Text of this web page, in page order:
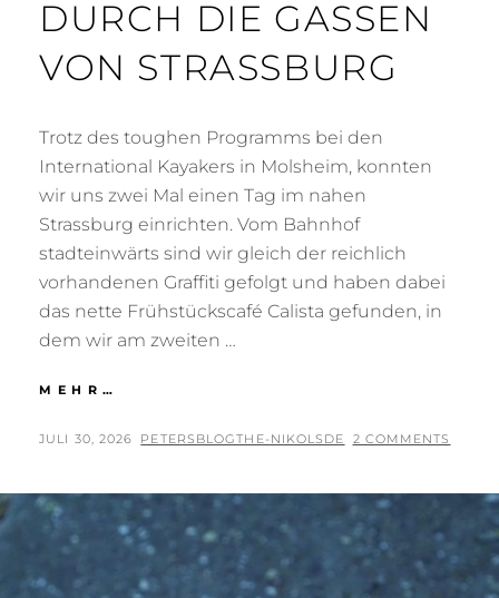
DURCH DIE GASSEN
VON STRASSBURG
Trotz des toughen Programms bei den
International Kayakers in Molsheim, konnten
wir uns zwei Mal einen Tag im nahen
Strassburg einrichten. Vom Bahnhof
stadteinwärts sind wir gleich der reichlich
vorhandenen Graffiti gefolgt und haben dabei
das nette Frühstückscafé Calista gefunden, in
dem wir am zweiten …
MEHR…
GASSEN
POSTED
JULI 30, 2026 BY
PETERSBLOGTHE-NIKOLSDE 2 COMMENTS